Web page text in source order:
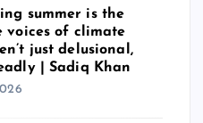
summer is the
voices of climate
just delusional,
| Sadiq Khan